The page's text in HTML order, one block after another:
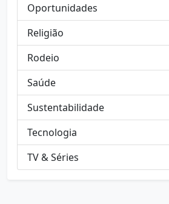
Oportunidades
Religião
Rodeio
Saúde
Sustentabilidade
Tecnologia
TV & Séries